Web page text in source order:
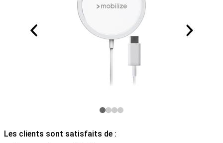
Les clients sont satisfaits de :